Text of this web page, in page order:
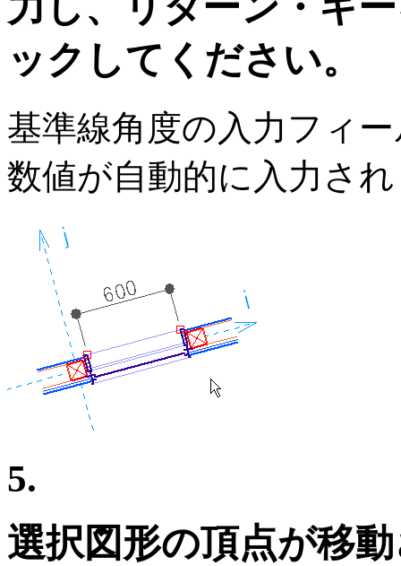
ックしてください。
基準線角度の入力フィ
数値が自動的に入力さ
5.
選択図形の頂点が移